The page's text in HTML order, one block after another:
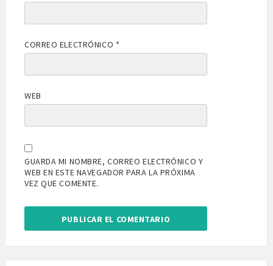
CORREO ELECTRÓNICO *
WEB
GUARDA MI NOMBRE, CORREO ELECTRÓNICO Y
WEB EN ESTE NAVEGADOR PARA LA PRÓXIMA
VEZ QUE COMENTE.